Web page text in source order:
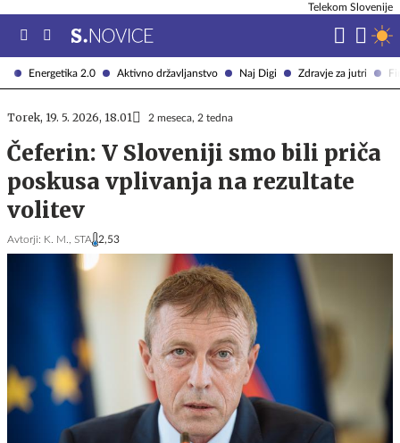
Energetika 2.0 Aktivno državljanstvo Naj Digi Zdravje za jutri
Telekom Slovenije
Torek, 19. 5. 2026, 18.01 2 meseca, 2 tedna
Čeferin: V Sloveniji smo bili priča
poskusa vplivanja na rezultate
volitev
Avtorji: K. M., STA 2,53